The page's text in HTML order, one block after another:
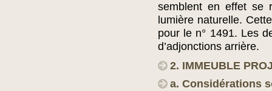
semblent en effet se
lumière naturelle.
pour le n° 1491. Les
d’adjonctions arrière.
2. IMMEUBLE
a. Considérations